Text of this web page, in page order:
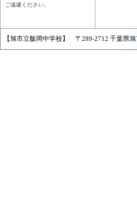
ご遠慮ください。
【旭市立飯岡中学校】 〒289-2712 千葉県